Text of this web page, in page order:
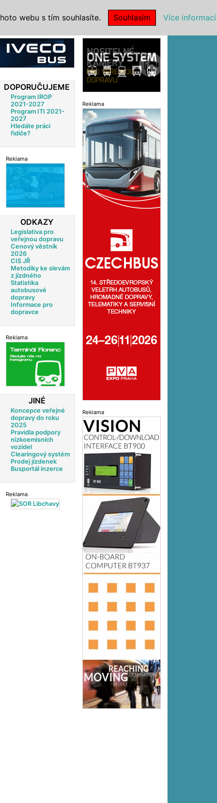
DOPORUČUJEME
Program IROP
2021-2027
Program ITI 2021-
2027
Hledáte práci
řidiče?
Reklama
ODKAZY
Legislativa pro
veřejnou dopravu
Cenový věstník
2026
CIS JŘ
Metodiky ke slevám
z jízdného
Statistika
autobusové
dopravy
Informace pro
dopravce
Reklama
JINÉ
Koncepce veřejné
dopravy do roku
2025
Pravidla podpory
nízkoemisních
vozidel
Clearingový systém
Prodej jízdenek
Busportál inzerce
Reklama
Reklama
Reklama
webu s tím souhlasíte. Souhlasím Více informací